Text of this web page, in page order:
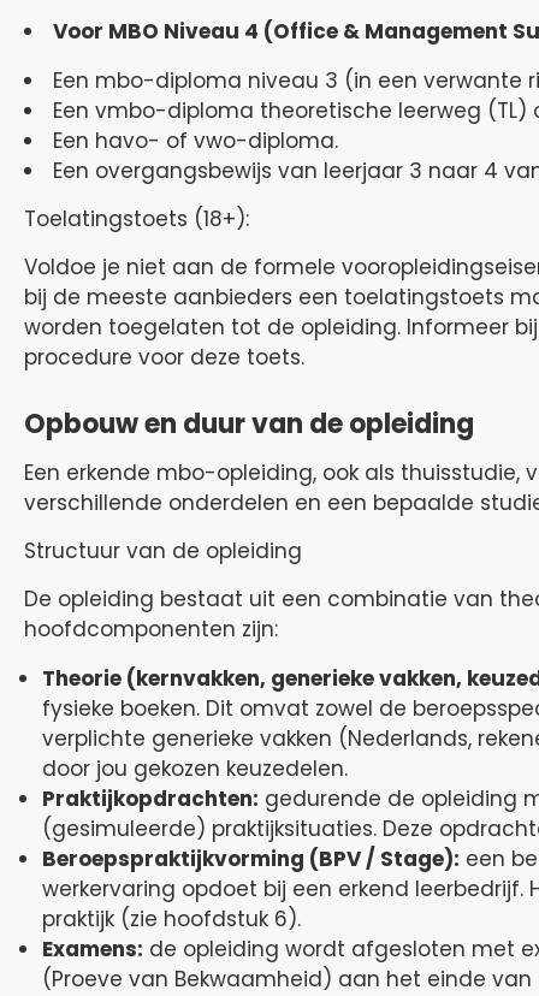
Voor MBO Niveau 4 (Office & Management
Een mbo-diploma niveau 3 (in een verwante
Een vmbo-diploma theoretische leerweg (TL)
Een havo- of vwo-diploma.
Een overgangsbewijs van leerjaar 3 naar 4
Toelatingstoets (18+):
Voldoe je niet aan de formele
bij de meeste aanbieders een toelatingstoets
worden toegelaten tot de opleiding. Informeer
procedure voor deze toets.
Opbouw en duur van de opleiding
Een erkende mbo-opleiding, ook als
verschillende onderdelen en een bepaalde
Structuur van de opleiding
De opleiding bestaat uit een combinatie van
hoofdcomponenten zijn:
Theorie (kernvakken, generieke vakken,
fysieke boeken. Dit omvat zowel de
verplichte generieke vakken (Nederlands,
door jou gekozen keuzedelen.
Praktijkopdrachten: gedurende de opleiding
(gesimuleerde) praktijksituaties. Deze
Beroepspraktijkvorming (BPV / Stage): een
werkervaring opdoet bij een erkend
praktijk (zie hoofdstuk 6).
Examens: de opleiding wordt afgesloten met
(Proeve van Bekwaamheid) aan het einde